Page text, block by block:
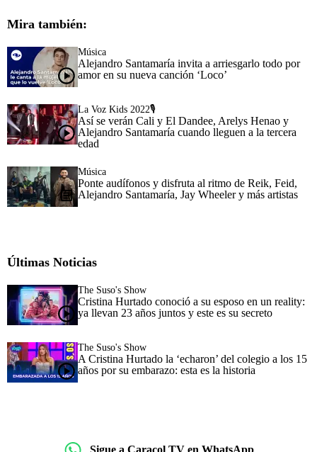
Mira también:
Música
Alejandro Santamaría invita a arriesgarlo todo por
amor en su nueva canción ‘Loco’
La Voz Kids 2022🎙️
Así se verán Cali y El Dandee, Arelys Henao y
Alejandro Santamaría cuando lleguen a la tercera
edad
Música
Ponte audífonos y disfruta al ritmo de Reik, Feid,
Alejandro Santamaría, Jay Wheeler y más artistas
Últimas Noticias
The Suso's Show
Cristina Hurtado conoció a su esposo en un reality:
ya llevan 23 años juntos y este es su secreto
The Suso's Show
A Cristina Hurtado la ‘echaron’ del colegio a los 15
años por su embarazo: esta es la historia
Sigue a Caracol TV en WhatsApp